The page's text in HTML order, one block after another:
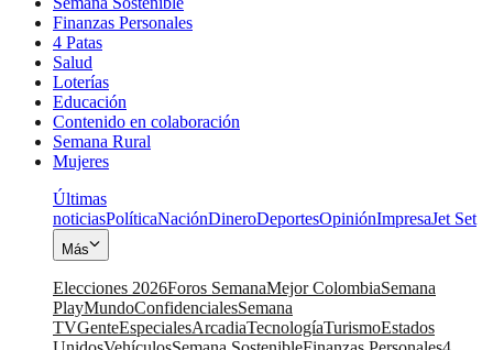
Finanzas Personales
4 Patas
Salud
Loterías
Educación
Contenido en colaboración
Semana Rural
Mujeres
Últimas
noticiasPolíticaNaciónDineroDeportesOpiniónImpresaJet Set
Más
Elecciones 2026Foros SemanaMejor ColombiaSemana
PlayMundoConfidencialesSemana
TVGenteEspecialesArcadiaTecnologíaTurismoEstados